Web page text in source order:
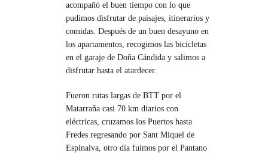
acompañó el buen tiempo con lo que
pudimos disfrutar de paisajes, itinerarios y
comidas. Después de un buen desayuno en
los apartamentos, recogimos las bicicletas
en el garaje de Doña Cándida y salimos a
disfrutar hasta el atardecer.
Fueron rutas largas de BTT por el
Matarraña casi 70 km diarios con
eléctricas, cruzamos los Puertos hasta
Fredes regresando por Sant Miquel de
Espinalva, otro día fuimos por el Pantano